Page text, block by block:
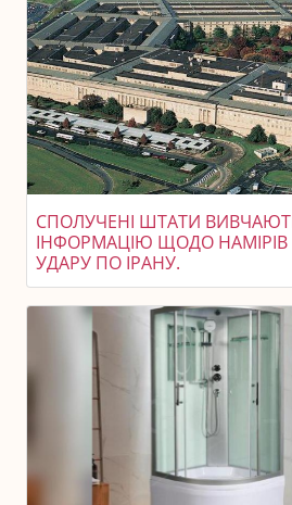
СПОЛУЧЕНІ ШТАТИ
ІНФОРМАЦІЮ ЩОДО НАМІРІВ
УДАРУ ПО ІРАНУ.